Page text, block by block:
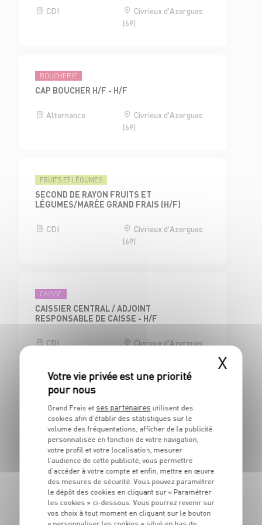
CDI
Civrieux d'Azergues
(69)
BOUCHERIE
CAP BOUCHER H/F - H/F
Alternance
Civrieux d'Azergues
(69)
FRUITS ET LÉGUMES
SECOND DE RAYON FRUITS ET
LÉGUMES/MARÉE GRAND FRAIS (H/F)
CDI
Civrieux d'Azergues
(69)
CAISSE
CAISSIER CENTRAL / ADJOINT
RESPONSABLE DE CAISSE - H/F
CDI
Civrieux d'Azergues
BOUCHERIE
BOUCHER - H/F
CDI
Civrieux d'Azergues
(69)
BOUCHERIE
X
Grand Frais et ses partenaires utilisent des
cookies afin d’établir des statistiques sur le
volume des fréquentations, afficher de la publicité
personnalisée en fonction de votre navigation,
votre profil et votre localisation, mesurer
l’audience de cette publicité, vous permettre
d’accéder à votre compte et enfin, mettre en œuvre
des mesures de sécurité. Vous pouvez paramétrer
le dépôt des cookies en cliquant sur « Paramétrer
les cookies » ci-dessous. Vous pourrez revenir sur
vos choix à tout moment en cliquant sur le bouton